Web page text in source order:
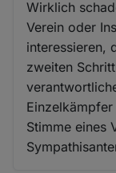
Wirklich
Verein oder
interessieren,
zweiten
Stimme eines